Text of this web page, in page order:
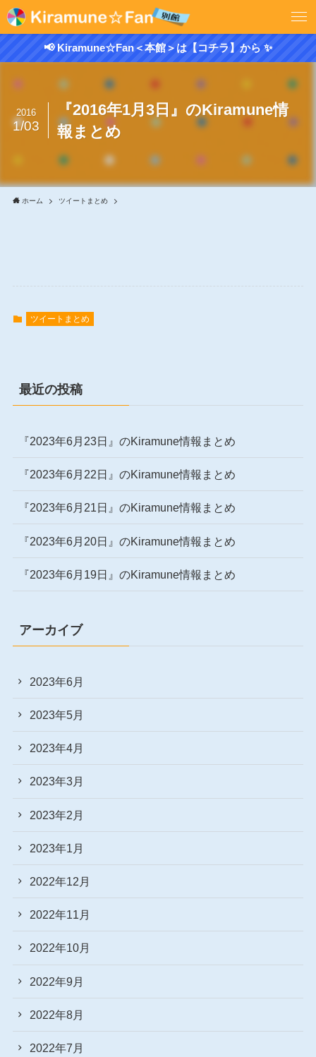
📢 Kiramune☆Fan＜本館＞は【コチラ】から ✨
『2016年1月3日』のKiramune情
報まとめ
2016
1/03
ホーム ツイートまとめ
ツイートまとめ
最近の投稿
『2023年6月23日』のKiramune情報まとめ
『2023年6月22日』のKiramune情報まとめ
『2023年6月21日』のKiramune情報まとめ
『2023年6月20日』のKiramune情報まとめ
『2023年6月19日』のKiramune情報まとめ
アーカイブ
2023年6月
2023年5月
2023年4月
2023年3月
2023年2月
2023年1月
2022年12月
2022年11月
2022年10月
2022年9月
2022年8月
2022年7月